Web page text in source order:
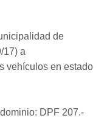
de
17) a
vehículos en estado
DPF 207.-